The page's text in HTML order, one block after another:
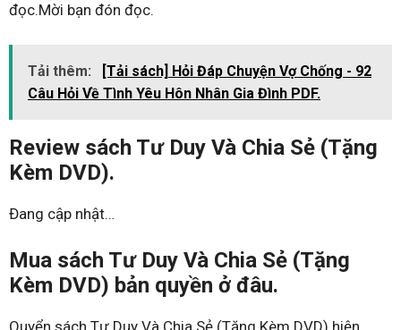
đọc.Mời bạn đón đọc.
Tải thêm:
[Tải sách] Hỏi Đáp Chuyện Vợ Chống - 92
Câu Hỏi Về Tình Yêu Hôn Nhân Gia Đình PDF.
Review sách Tư Duy Và Chia Sẻ (Tặng
Kèm DVD).
Đang cập nhật…
Mua sách Tư Duy Và Chia Sẻ (Tặng
Kèm DVD) bản quyền ở đâu.
Quyển sách Tư Duy Và Chia Sẻ (Tặng Kèm DVD) hiện